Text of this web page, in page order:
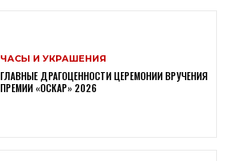
ЧАСЫ И УКРАШЕНИЯ
ГЛАВНЫЕ ДРАГОЦЕННОСТИ ЦЕРЕМОНИИ ВРУЧЕНИЯ
ПРЕМИИ «ОСКАР» 2026